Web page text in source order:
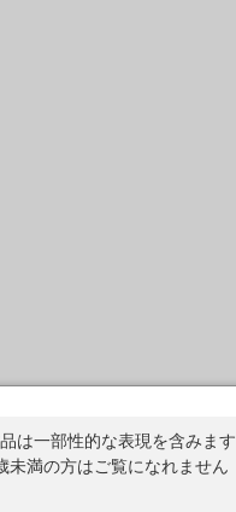
は一部性的な表現を含みます
未満の方はご覧になれません